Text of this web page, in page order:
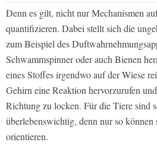
Denn es gilt, nicht nur Mechanismen
quantifizieren. Dabei stellt sich die
zum Beispiel des
Schwammspinner oder auch Bienen
eines Stoffes irgendwo auf der Wiese
Gehirn eine Reaktion hervorzurufen
Richtung zu locken. Für die Tiere sind
überlebenswichtig, denn nur so
orientieren.